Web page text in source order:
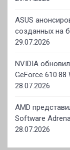
ASUS
созданных на
29.07.2026
NVIDIA
GeForce 610.88
28.07.2026
AMD
Software
28.07.2026